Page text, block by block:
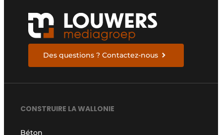
Des questions ? Contactez-nous
CONSTRUIRE LA WALLONIE
Béton